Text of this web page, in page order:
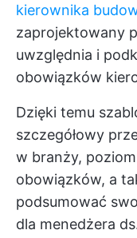
kierownika
zaprojektowany
uwzględnia i
obowiązków
Dzięki temu
szczegółowy
w branży,
obowiązków, a
podsumować
dla menedżera